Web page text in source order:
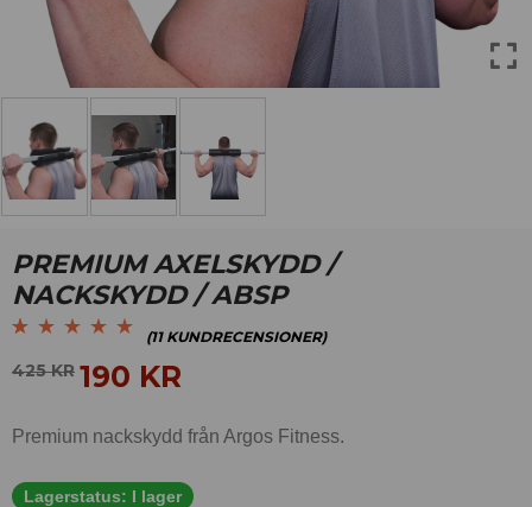
PREMIUM AXELSKYDD /
NACKSKYDD / ABSP
av 5 baserat på
(11KUNDRECENSIONER)
425KR 190 KR
Premium nackskydd från Argos Fitness.
Lagerstatus: I lager